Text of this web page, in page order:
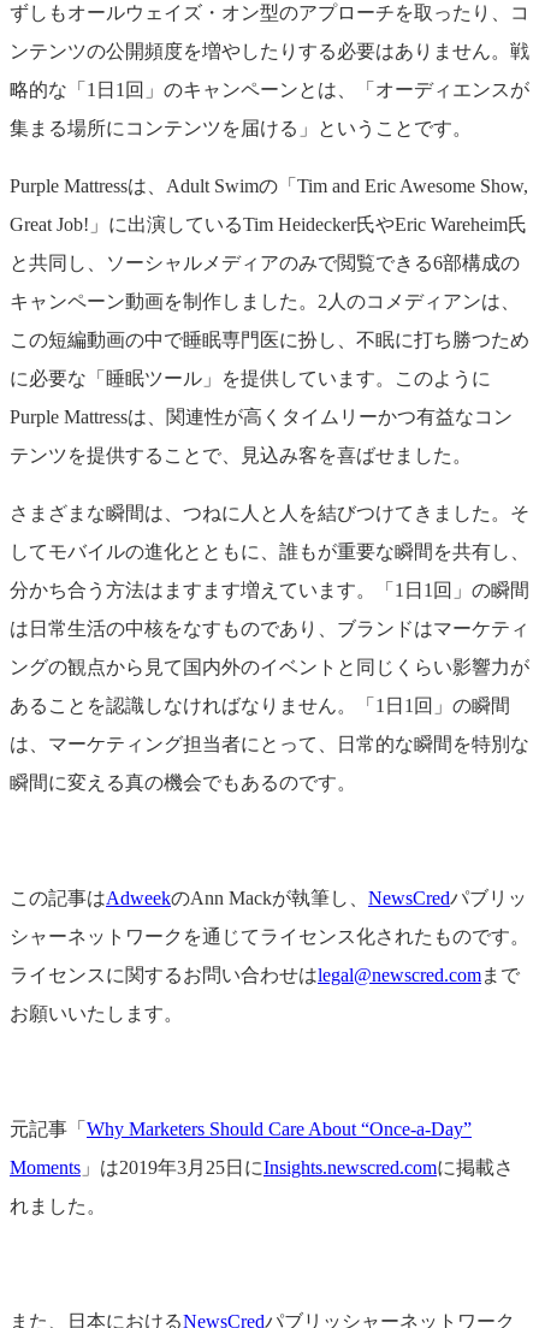
ずしもオールウェイズ・オン型のアプローチを取ったり、コ
ンテンツの公開頻度を増やしたりする必要はありません。戦
略的な「1日1回」のキャンペーンとは、「オーディエンスが
集まる場所にコンテンツを届ける」ということです。
Purple Mattressは、Adult Swimの「Tim and Eric Awesome Show,
Great Job!」に出演しているTim Heidecker氏やEric Wareheim氏
と共同し、ソーシャルメディアのみで閲覧できる6部構成の
キャンペーン動画を制作しました。2人のコメディアンは、
この短編動画の中で睡眠専門医に扮し、不眠に打ち勝つため
に必要な「睡眠ツール」を提供しています。このように
Purple Mattressは、関連性が高くタイムリーかつ有益なコン
テンツを提供することで、見込み客を喜ばせました。
さまざまな瞬間は、つねに人と人を結びつけてきました。そ
してモバイルの進化とともに、誰もが重要な瞬間を共有し、
分かち合う方法はますます増えています。「1日1回」の瞬間
は日常生活の中核をなすものであり、ブランドはマーケティ
ングの観点から見て国内外のイベントと同じくらい影響力が
あることを認識しなければなりません。「1日1回」の瞬間
は、マーケティング担当者にとって、日常的な瞬間を特別な
瞬間に変える真の機会でもあるのです。
この記事はAdweekのAnn Mackが執筆し、 NewsCredパブリッ
シャーネットワークを通じてライセンス化されたものです。
ライセンスに関するお問い合わせはlegal@newscred.comまで
お願いいたします。
元記事「 Why Marketers Should Care About “Once-a-Day”
Moments 」は2019年3月25日にInsights.newscred.comに掲載さ
れました。
また、日本におけるNewsCredパブリッシャーネットワーク